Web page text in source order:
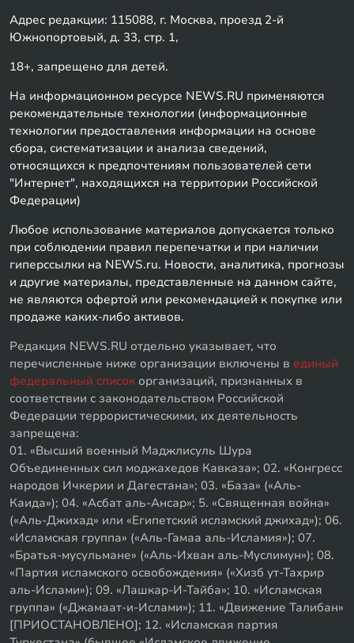
Адрес редакции: 115088, г. Москва, проезд 2-й
Южнопортовый, д. 33, стр. 1,
18+, запрещено для детей.
На информационном ресурсе NEWS.RU применяются
рекомендательные технологии (информационные
технологии предоставления информации на основе
сбора, систематизации и анализа сведений,
относящихся к предпочтениям пользователей сети
"Интернет", находящихся на территории Российской
Федерации)
Любое использование материалов допускается только
при соблюдении правил перепечатки и при наличии
гиперссылки на NEWS.ru. Новости, аналитика, прогнозы
и другие материалы, представленные на данном сайте,
не являются офертой или рекомендацией к покупке или
продаже каких-либо активов.
Редакция NEWS.RU отдельно указывает, что
перечисленные ниже организации включены в единый
федеральный список организаций, признанных в
соответствии с законодательством Российской
Федерации террористическими, их деятельность
запрещена:
01. «Высший военный Маджлисуль Шура
Объединенных сил моджахедов Кавказа»; 02. «Конгресс
народов Ичкерии и Дагестана»; 03. «База» («Аль-
Каида»); 04. «Асбат аль-Ансар»; 5. «Священная война»
(«Аль-Джихад» или «Египетский исламский джихад»); 06.
«Исламская группа» («Аль-Гамаа аль-Исламия»); 07.
«Братья-мусульмане» («Аль-Ихван аль-Муслимун»); 08.
«Партия исламского освобождения» («Хизб ут-Тахрир
аль-Ислами»); 09. «Лашкар-И-Тайба»; 10. «Исламская
группа» («Джамаат-и-Ислами»); 11. «Движение Талибан»
[ПРИОСТАНОВЛЕНО]; 12. «Исламская партия